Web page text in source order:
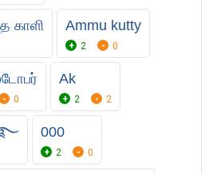
காளி Ammu kutty
2 0
0
Ak
2 2
000
2 0